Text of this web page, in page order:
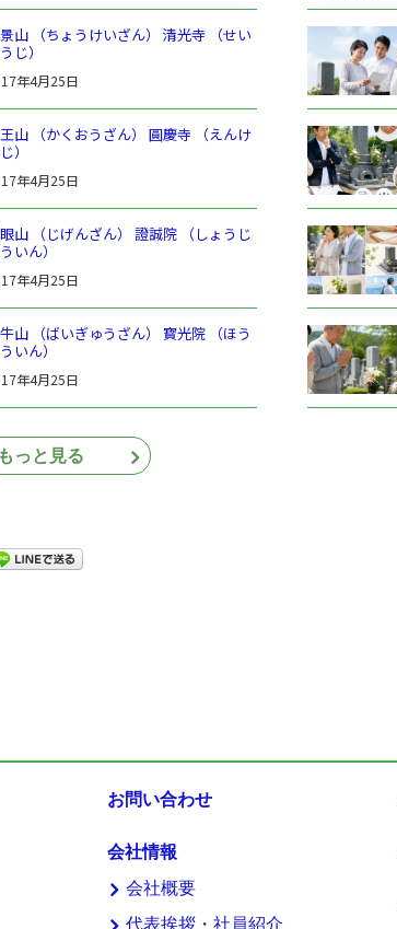
山 （ちょうけいざん） 清光寺 （せい
じ）
年4月25日
山 （かくおうざん） 圓慶寺 （えんけ
）
年4月25日
山 （じげんざん） 證誠院 （しょうじ
いん）
年4月25日
山 （ばいぎゅうざん） 寳光院 （ほう
いん）
年4月25日
もっと見る
お問い合わせ
会社情報
会社概要
代表挨拶・社員紹介